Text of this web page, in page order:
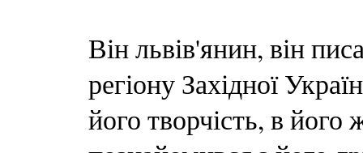
Він львів'янин, він
регіону Західної
його творчість, в його